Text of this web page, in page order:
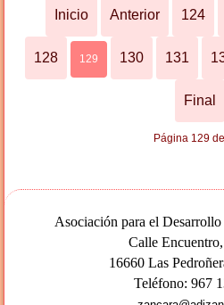
Inicio Anterior 124
128 129 130 131
Final
Página 129
Asociación para el
Calle
16660 Las
Teléfono: 967